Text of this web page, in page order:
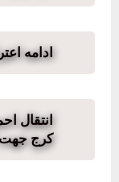
ادامه
انتقال
کرج جهت